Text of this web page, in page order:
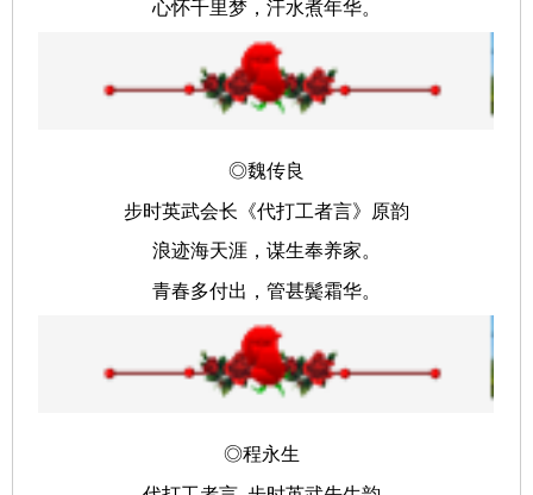
心怀千里梦，汗水煮年华。
◎魏传良
步时英武会长《代打工者言》原韵
浪迹海天涯，谋生奉养家。
青春多付出，管甚鬓霜华。
◎程永生